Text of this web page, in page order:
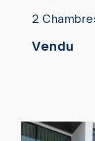
2
Vendu